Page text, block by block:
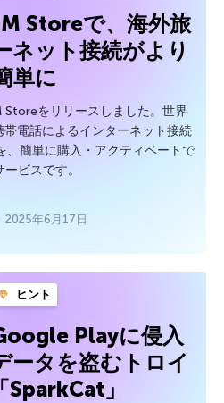
Storeで、海外旅
ネット接続がより
単に
Storeをリリースしました。世界
電話によるインターネット接続
、簡単に購入・アクティベートで
ービスです。
2025年6月17日
ヒント
Playに侵入
ータを盗むトロイ
SparkCat」